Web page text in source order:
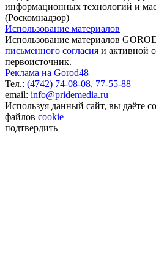
информационных технологий и
(Роскомнадзор)
Использование материалов
Использование материалов
письменного согласия и активной
первоисточник.
Реклама на Gorod48
Тел.: (4742) 74-08-08, 77-55-88
email: info@pridemedia.ru
Используя данный сайт, вы даёте
файлов cookie
подтвердить